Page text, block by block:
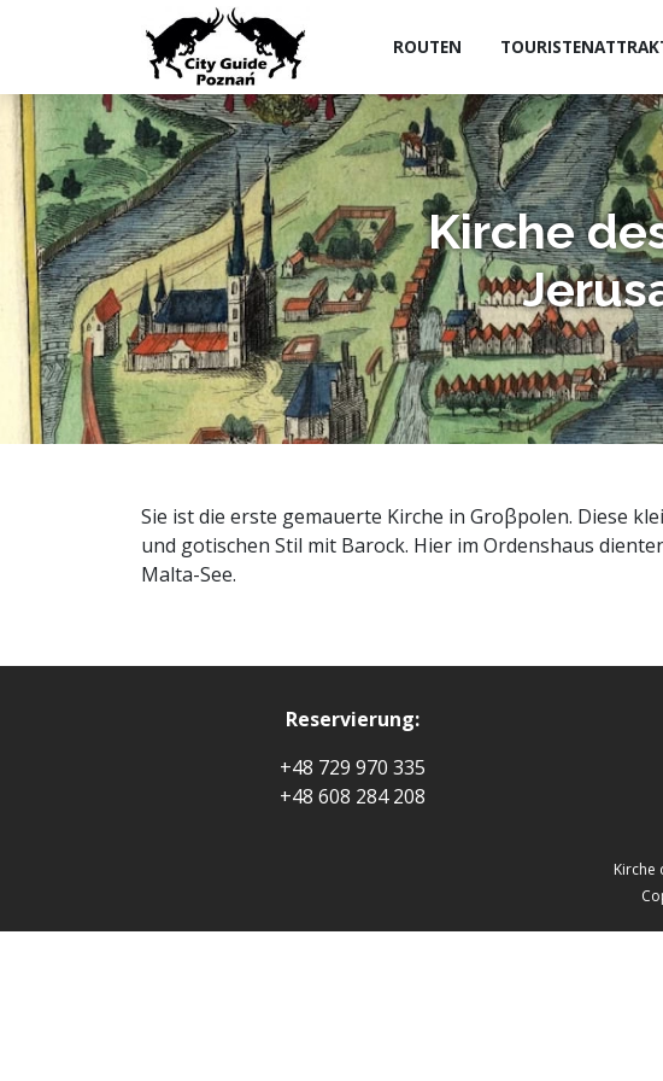
ROUTEN
Kirche
Sie ist die erste gemauerte Kirche in Groβpolen. Diese
und gotischen Stil mit Barock. Hier im Ordenshaus
Malta-See.
Reservierung:
+48 729 970 335
+48 608 284 208
Kirche